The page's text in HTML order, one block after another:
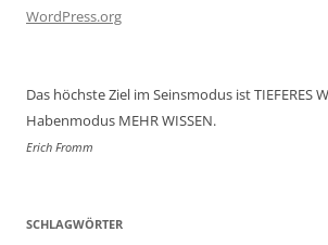
WordPress.org
Das höchste Ziel im Seinsmodus ist TIEFERES
Habenmodus MEHR WISSEN.
Erich Fromm
SCHLAGWÖRTER